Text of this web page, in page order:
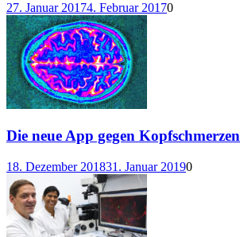
27. Januar 20174. Februar 20170
Die neue App gegen Kopfschmerzen
18. Dezember 201831. Januar 20190